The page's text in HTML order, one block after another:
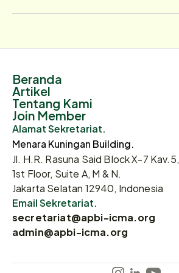
Beranda
Artikel
Tentang Kami
Join Member
Alamat Sekretariat.
Menara Kuningan Building.
Jl. H.R. Rasuna Said Block X-7 Kav.5,
1st Floor, Suite A, M & N.
Jakarta Selatan 12940, Indonesia
Email Sekretariat.
secretariat@apbi-icma.org
admin@apbi-icma.org